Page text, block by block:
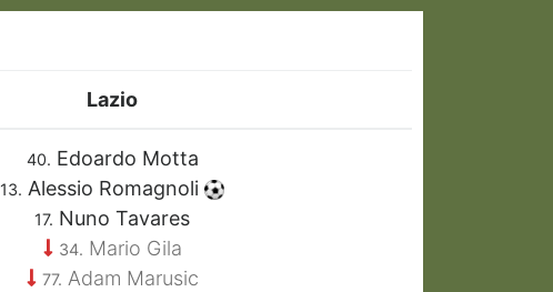
Lazio
40. Edoardo Motta
13. Alessio Romagnoli
17. Nuno Tavares
34. Mario Gila
77. Adam Marusic